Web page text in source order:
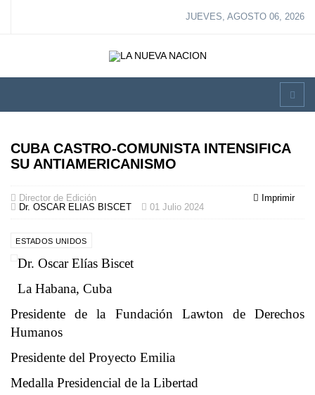
JUEVES, AGOSTO 06, 2026
CUBA CASTRO-COMUNISTA INTENSIFICA
SU ANTIAMERICANISMO
Imprimir
Director de Edición
Dr. OSCAR ELIAS BISCET
01 Julio 2024
ESTADOS UNIDOS
Dr. Oscar Elías Biscet
La Habana, Cuba
Presidente de la Fundación Lawton de Derechos
Humanos
Presidente del Proyecto Emilia
Medalla Presidencial de la Libertad